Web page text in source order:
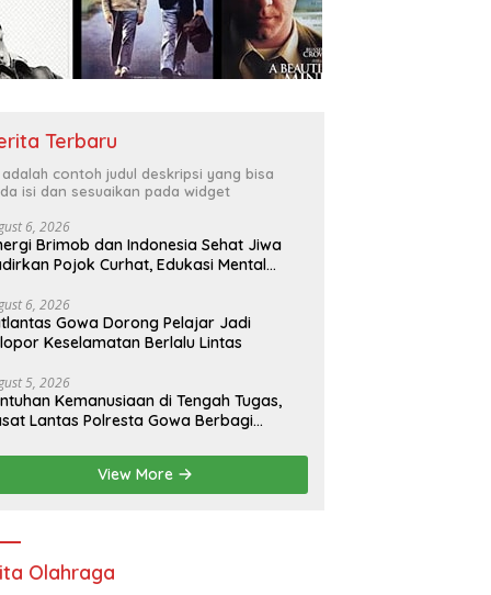
Terbaru
adalah contoh judul deskripsi yang bisa
isi dan sesuaikan pada widget
6, 2026
Brimob dan Indonesia Sehat Jiwa
Pojok Curhat, Edukasi Mental
6, 2026
Gowa Dorong Pelajar Jadi
Keselamatan Berlalu Lintas
5, 2026
Kemanusiaan di Tengah Tugas,
Lantas Polresta Gowa Berbagi
View More
Olahraga